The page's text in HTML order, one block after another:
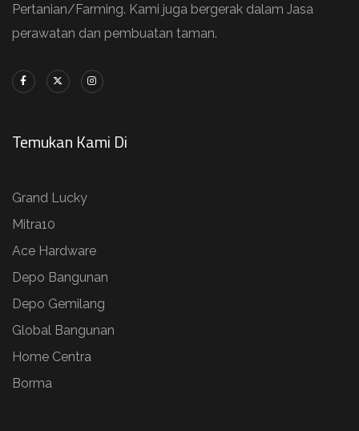
Pertanian/Farming. Kami juga bergerak dalam Jasa
perawatan dan pembuatan taman.
Temukan Kami Di
Grand Lucky
Mitra10
Ace Hardware
Depo Bangunan
Depo Gemilang
Global Bangunan
Home Centra
Borma